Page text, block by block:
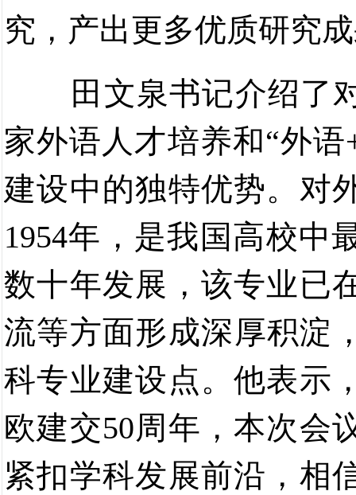
究，产出更多优质研究
田文泉书记介绍了
家外语人才培养和“外语
建设中的独特优势。 对
1954年 ， 是我国高校中
数十年发展，该专业已
流等方面形成深厚积淀
科专业建设点。他表示
欧建交50周年，本次会
紧扣学科发展前沿 ，相